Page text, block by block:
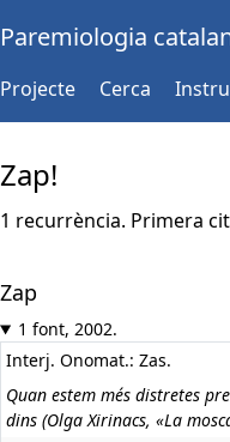
Paremiologia
Projecte Cerca
Zap!
1 recurrència. Primera
Zap
1 font, 2002.
Interj. Onomat.: Zas.
Quan estem més distretes
dins (Olga Xirinacs, «La